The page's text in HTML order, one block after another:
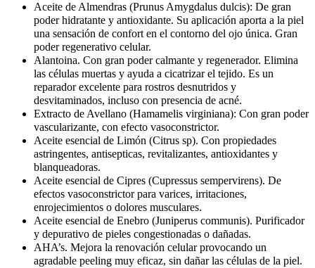
Aceite de Almendras (Prunus Amygdalus dulcis): De gran
poder hidratante y antioxidante. Su aplicación aporta a la piel
una sensación de confort en el contorno del ojo única. Gran
poder regenerativo celular.
Alantoina. Con gran poder calmante y regenerador. Elimina
las células muertas y ayuda a cicatrizar el tejido. Es un
reparador excelente para rostros desnutridos y
desvitaminados, incluso con presencia de acné.
Extracto de Avellano (Hamamelis virginiana): Con gran poder
vascularizante, con efecto vasoconstrictor.
Aceite esencial de Limón (Citrus sp). Con propiedades
astringentes, antisepticas, revitalizantes, antioxidantes y
blanqueadoras.
Aceite esencial de Cipres (Cupressus sempervirens). De
efectos vasoconstrictor para varices, irritaciones,
enrojecimientos o dolores musculares.
Aceite esencial de Enebro (Juniperus communis). Purificador
y depurativo de pieles congestionadas o dañadas.
AHA’s. Mejora la renovación celular provocando un
agradable peeling muy eficaz, sin dañar las células de la piel.